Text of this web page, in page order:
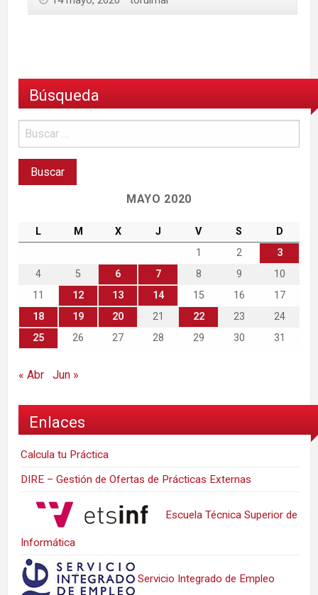
Búsqueda
MAYO 2020
L M X J V S
D
1
2
3
4
5 6 7 8 9
10
11
12 13 14 15 16
17
18
19 20 21 22 23
24
25
26 27 28 29 30 31
« Abr Jun »
Enlaces
Calcula tu Práctica
DIRE – Gestión de Ofertas de Prácticas Externas
Escuela Técnica Superior de
Informática
Servicio Integrado de Empleo